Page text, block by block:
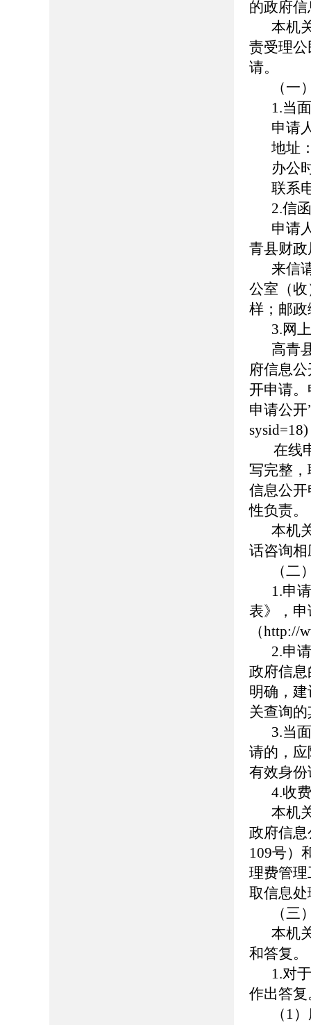
的政府
本机
责受理
请。
（一
1.当
申请
地址
办公
联系
2.信
申请
青县财
来信
公室（
样；邮政
3.网
高青
府信息
开申请
申请公开
在线申
写完整
信息公
性负责
本机
话咨询
（二
1.申
表》，
（http://
2.申
政府信
明确，
关查询
3.当
请的，
有效身
4.收
本机
政府信
109号）
理费管
取信息
（
本机
和答复。
1.对
作出答复
（1